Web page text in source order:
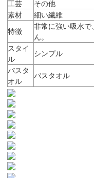
工芸
その他
素材
細い繊維
特徴
非常に強い吸水
ん。
スタイ
ル
シンプル
バスタ
オル
バスタオル